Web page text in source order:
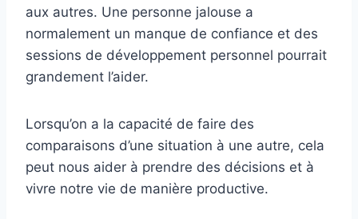
aux autres. Une personne jalouse a
normalement un manque de confiance et des
sessions de développement personnel pourrait
grandement l’aider.
Lorsqu’on a la capacité de faire des
comparaisons d’une situation à une autre, cela
peut nous aider à prendre des décisions et à
vivre notre vie de manière productive.